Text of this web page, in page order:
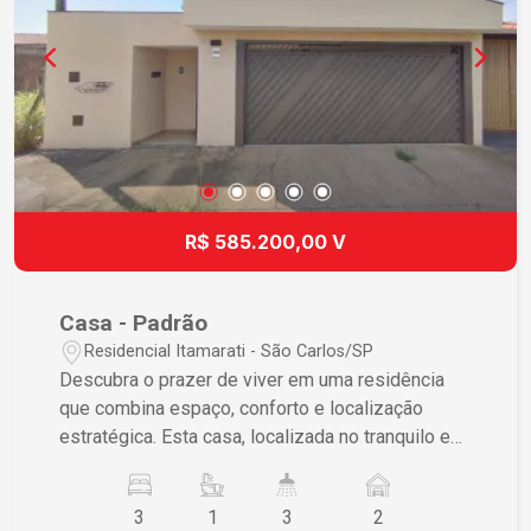
Perca Esta Oportunidade Propriedades neste
bairro são altamente valorizadas e raramente
ficam disponíveis no mercado por muito tempo.
Esta é sua chance de investir em um lar que
continuará a valorizar-se ao longo dos anos.
Agende sua visita e descubra pessoalmente por
que esta casa é a melhor opção para sua família!
R$ 585.200,00 V
Casa - Padrão
Residencial Itamarati - São Carlos/SP
Descubra o prazer de viver em uma residência
que combina espaço, conforto e localização
estratégica. Esta casa, localizada no tranquilo e
Carlos/SP, foi projetada para quem busca
qualidade de vida sem abrir mão da praticidade
3 1 3 2